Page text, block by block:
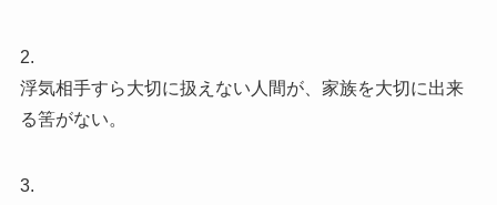
2.
浮気相手すら大切に扱えない人間が、家族を大切に出来
る筈がない。
3.